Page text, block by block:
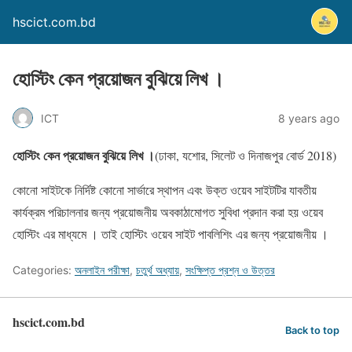
hscict.com.bd
হোস্টিং কেন প্রয়োজন বুঝিয়ে লিখ ।
ICT 8 years ago
হোস্টিং কেন প্রয়োজন বুঝিয়ে লিখ ।(ঢাকা, যশোর, সিলেট ও দিনাজপুর বোর্ড 2018)
কোনো সাইটকে নির্দিষ্ট কোনো সার্ভারে স্থাপন এবং উক্ত ওয়েব সাইটটির যাবতীয়
কার্যক্রম পরিচালনার জন্য প্রয়োজনীয় অবকাঠামোগত সুবিধা প্রদান করা হয় ওয়েব
হোস্টিং এর মাধ্যমে । তাই হোস্টিং ওয়েব সাইট পাবলিশিং এর জন্য প্রয়োজনীয় ।
Categories: অনলাইন পরীক্ষা, চতুর্থ অধ্যায়, সংক্ষিপ্ত প্রশ্ন ও উত্তর
hscict.com.bd Back to top